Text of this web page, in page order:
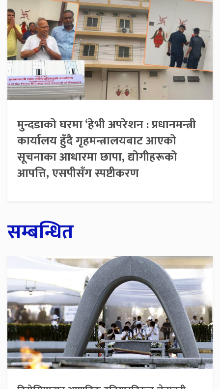
मुन्दडाको घरमा ‘हेभी अपरेशन : प्रधानमन्त्री
कार्यालय हुँदै गृहमन्त्रालयबाट आएको
सूचनाका आधारमा छापा, द्योगीहरूको
आपत्ति, एसपीसँग स्पष्टीकरण
सम्बन्धित